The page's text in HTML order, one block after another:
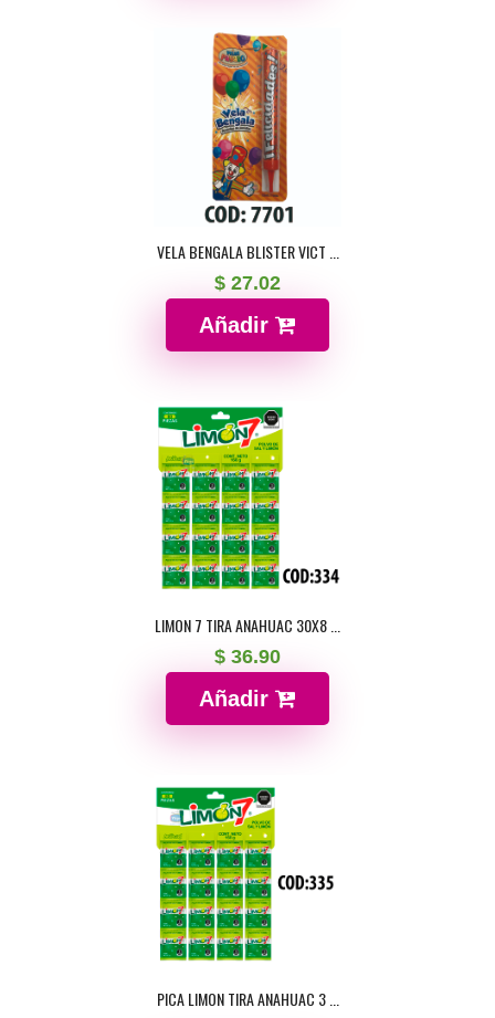
VELA BENGALA BLISTER VICT ...
$ 27.02
Añadir
LIMON 7 TIRA ANAHUAC 30X8 ...
$ 36.90
Añadir
PICA LIMON TIRA ANAHUAC 3 ...